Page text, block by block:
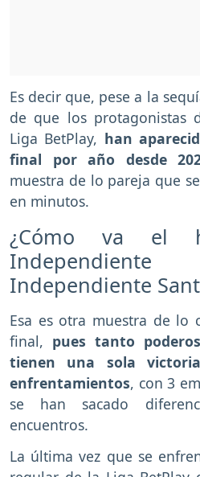
Es decir que, pese a la
de que los
Liga BetPlay, han
final por año desde
muestra de lo pareja que
en minutos.
¿Cómo va el
Independiente
Esa es otra muestra de lo
final, pues tanto
tienen una sola
enfrentamientos, con 3
se han sacado
encuentros.
La última vez que se